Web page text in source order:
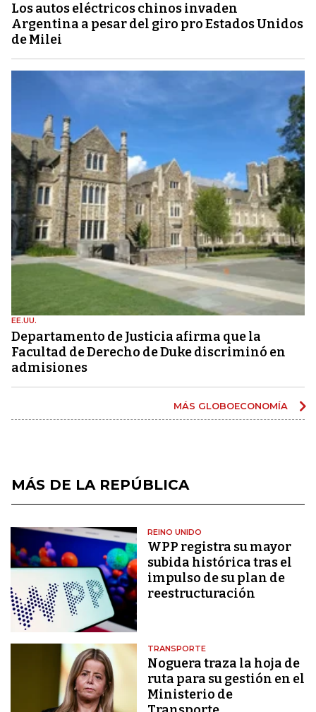
Los autos eléctricos chinos invaden
Argentina a pesar del giro pro Estados Unidos
de Milei
EE.UU.
Departamento de Justicia afirma que la
Facultad de Derecho de Duke discriminó en
admisiones
MÁS GLOBOECONOMÍA
MÁS DE LA REPÚBLICA
REINO UNIDO
WPP registra su mayor
subida histórica tras el
impulso de su plan de
reestructuración
TRANSPORTE
Noguera traza la hoja de
ruta para su gestión en el
Ministerio de